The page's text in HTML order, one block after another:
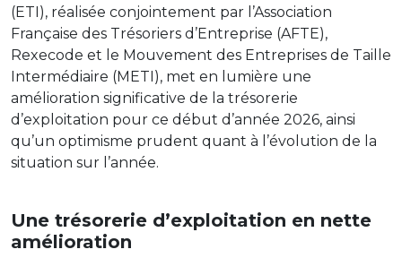
(ETI), réalisée conjointement par l’Association
Française des Trésoriers d’Entreprise (AFTE),
Rexecode et le Mouvement des Entreprises de Taille
Intermédiaire (METI), met en lumière une
amélioration significative de la trésorerie
d’exploitation pour ce début d’année 2026, ainsi
qu’un optimisme prudent quant à l’évolution de la
situation sur l’année.
Une trésorerie d’exploitation en nette
amélioration